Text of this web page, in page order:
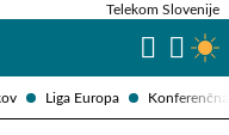
Liga Europa
Telekom Slovenije